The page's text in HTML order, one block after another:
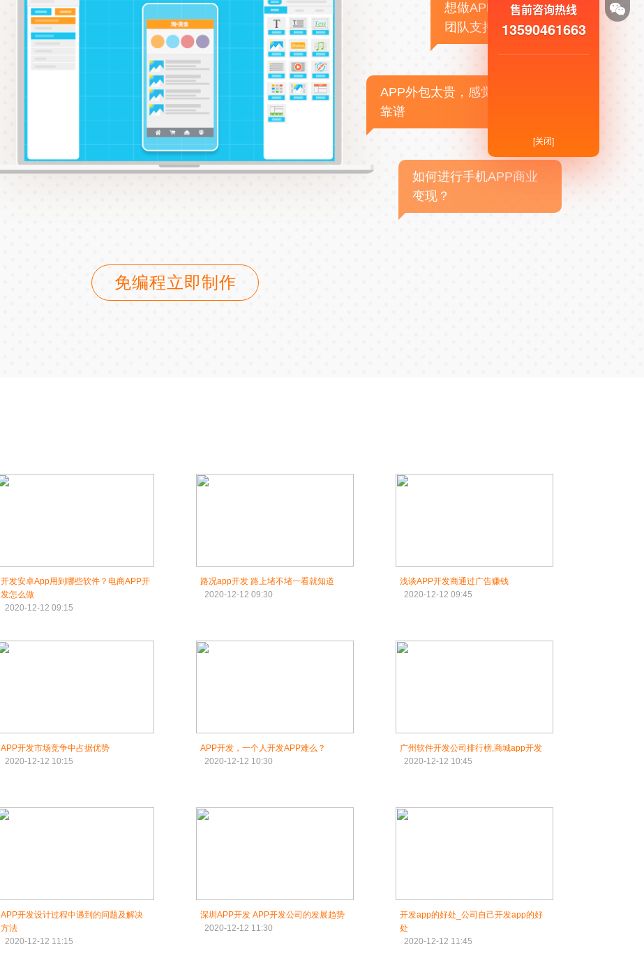
想做APP，但没有技术
团队支持
APP外包太贵，感觉不
靠谱
如何进行手机APP商业
变现？
免编程立即制作
开发安卓App用到哪些软件？电商APP开
发怎么做
2020-12-12 09:15
路况app开发 路上堵不堵一看就知道
2020-12-12 09:30
浅谈APP开发商通过广告赚钱
2020-12-12 09:45
APP开发市场竞争中占据优势
2020-12-12 10:15
APP开发，一个人开发APP难么？
2020-12-12 10:30
广州软件开发公司排行榜,商城app开发
2020-12-12 10:45
APP开发设计过程中遇到的问题及解决
方法
2020-12-12 11:15
深圳APP开发 APP开发公司的发展趋势
2020-12-12 11:30
开发app的好处_公司自己开发app的好
处
2020-12-12 11:45
售前咨询热线
13590461663
[关闭]